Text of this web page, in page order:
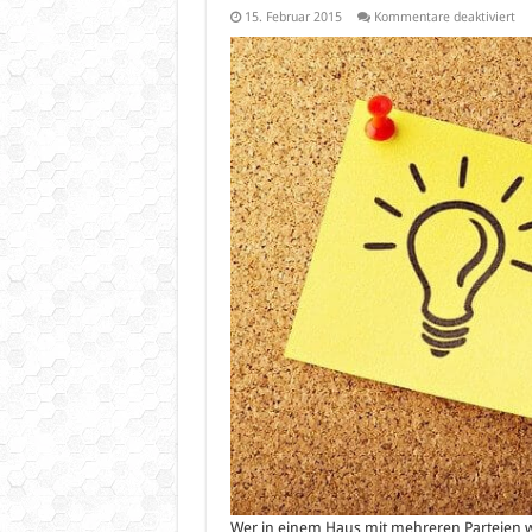
15. Februar 2015 Kommentare deaktiviertfür
Wer in einem Haus mit mehreren Parteien